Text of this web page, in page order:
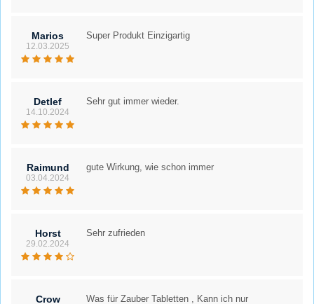
Marios
12.03.2025
Super Produkt Einzigartig
Detlef
14.10.2024
Sehr gut immer wieder.
Raimund
03.04.2024
gute Wirkung, wie schon immer
Horst
29.02.2024
Sehr zufrieden
Crow
Was für Zauber Tabletten , Kann ich nur